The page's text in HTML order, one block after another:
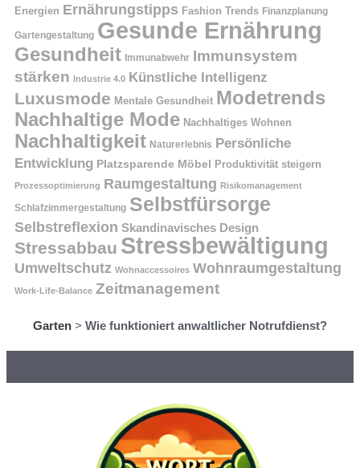
Energien Ernährungstipps Fashion Trends Finanzplanung
Gartengestaltung Gesunde Ernährung
Gesundheit Immunabwehr Immunsystem
stärken Industrie 4.0 Künstliche Intelligenz
Luxusmode Mentale Gesundheit Modetrends
Nachhaltige Mode Nachhaltiges Wohnen
Nachhaltigkeit Naturerlebnis Persönliche
Entwicklung Platzsparende Möbel Produktivität steigern
Prozessoptimierung Raumgestaltung Risikomanagement
Schlafzimmergestaltung Selbstfürsorge
Selbstreflexion Skandinavisches Design
Stressabbau Stressbewältigung
Umweltschutz Wohnaccessoires Wohnraumgestaltung
Work-Life-Balance Zeitmanagement
Garten > Wie funktioniert anwaltlicher Notrufdienst?